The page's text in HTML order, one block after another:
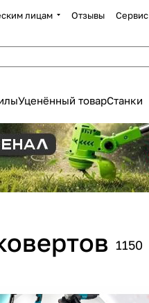
лицам Отзывы Сервис
Уценённый товарСтанки
1150